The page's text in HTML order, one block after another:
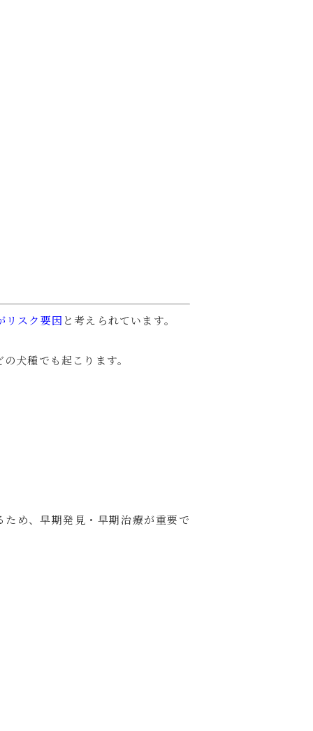
リスク要因 と考えられています。
犬種でも起こります。
め、早期発見・早期治療が重要で